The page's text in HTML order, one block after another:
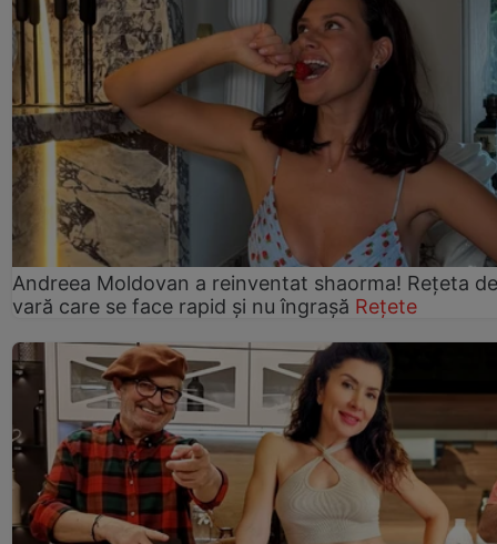
Andreea Moldovan a reinventat shaorma! Rețeta de
vară care se face rapid și nu îngrașă Rețete